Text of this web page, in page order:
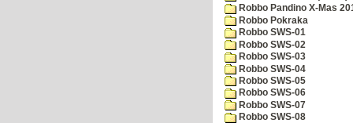
Robbo Pandino X-Mas
Robbo Pokraka
Robbo SWS-01
Robbo SWS-02
Robbo SWS-03
Robbo SWS-04
Robbo SWS-05
Robbo SWS-06
Robbo SWS-07
Robbo SWS-08